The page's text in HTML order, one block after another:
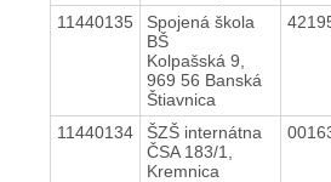
11440135
Spojená škola
BŠ
Kolpašská 9,
969 56 Banská
Štiavnica
11440134
ŠZŠ internátna
ČSA 183/1,
Kremnica